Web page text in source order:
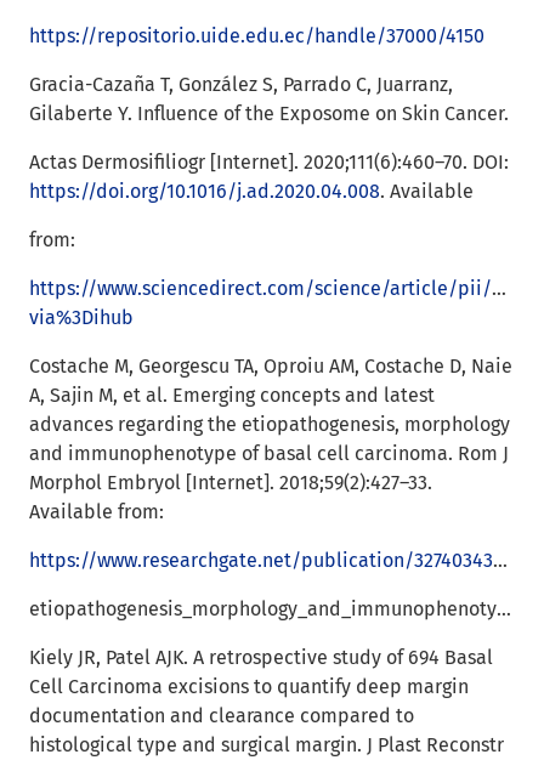
https://repositorio.uide.edu.ec/handle/37000/4150
Gracia-Cazaña T, González S, Parrado C, Juarranz,
Gilaberte Y. Influence of the Exposome on Skin Cancer.
Actas Dermosifiliogr [Internet]. 2020;111(6):460–70. DOI:
https://doi.org/10.1016/j.ad.2020.04.008. Available
from:
https://www.sciencedirect.com/science/article/pii/
via%3Dihub
Costache M, Georgescu TA, Oproiu AM, Costache D, Naie
A, Sajin M, et al. Emerging concepts and latest
advances regarding the etiopathogenesis, morphology
and immunophenotype of basal cell carcinoma. Rom J
Morphol Embryol [Internet]. 2018;59(2):427–33.
Available from:
https://www.researchgate.net/publication/327403436_Emerging_concepts_and_latest_advances_regarding_the_
etiopathogenesis_morphology_and_immunophenotype_of_basal_cell_carcinoma
Kiely JR, Patel AJK. A retrospective study of 694 Basal
Cell Carcinoma excisions to quantify deep margin
documentation and clearance compared to
histological type and surgical margin. J Plast Reconstr